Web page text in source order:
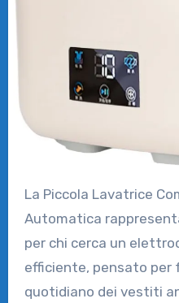
La Piccola Lavatrice Completamente
Automatica
per chi cerca un
efficiente, pensato per
quotidiano dei vestiti